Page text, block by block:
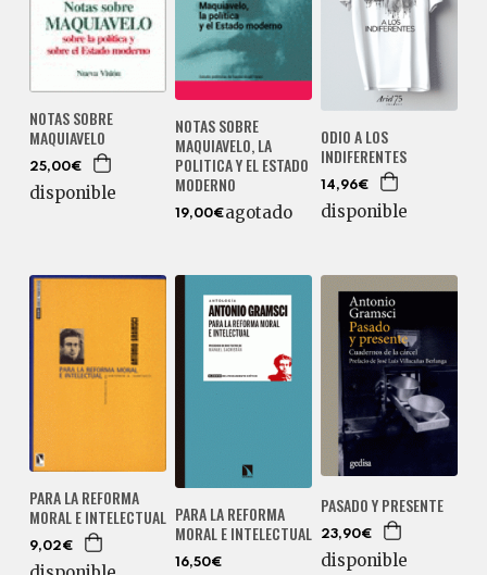
NOTAS SOBRE
MAQUIAVELO
25,00€
disponible
NOTAS SOBRE
MAQUIAVELO, LA
POLITICA Y EL ESTADO
MODERNO
19,00€agotado
ODIO A LOS
INDIFERENTES
14,96€
disponible
PARA LA REFORMA
MORAL E INTELECTUAL
9,02€
PARA LA REFORMA
MORAL E INTELECTUAL
16,50€
PASADO Y PRESENTE
23,90€
disponible